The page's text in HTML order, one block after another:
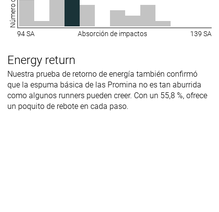
Material
Ranking
Popularity 47% inferior #14 Top 39% Top 20%
94 SA Absorción de impactos 139 SA
Energy return
Nuestra prueba de retorno de energía también confirmó
que la espuma básica de las Promina no es tan aburrida
como algunos runners pueden creer. Con un 55,8 %, ofrece
un poquito de rebote en cada paso.